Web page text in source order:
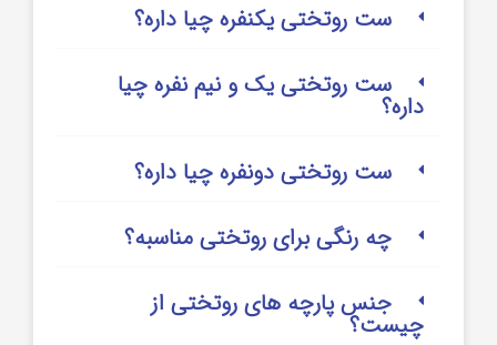
ست روتختی یکنفره چیا داره؟
ست روتختی یک و نیم نفره چیا
داره؟
ست روتختی دونفره چیا داره؟
چه رنگی برای روتختی مناسبه؟
جنس پارچه های روتختی از
چیست؟